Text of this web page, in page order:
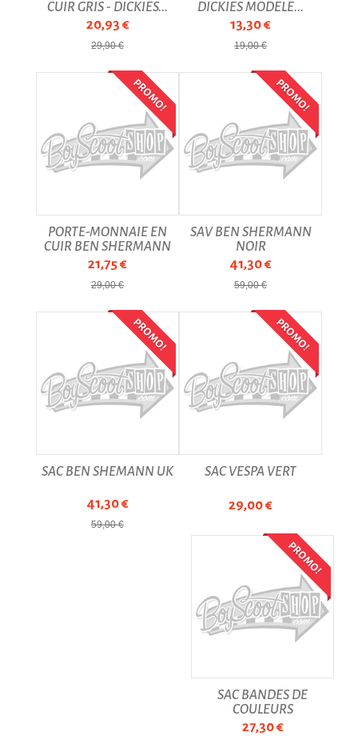
CUIR GRIS - DICKIES...
20,93 €
29,90 €
DICKIES MODÈLE...
13,30 €
19,00 €
PROMO!
PORTE-MONNAIE EN
CUIR BEN SHERMANN
21,75 €
29,00 €
PROMO!
SAV BEN SHERMANN
NOIR
41,30 €
59,00 €
PROMO!
SAC BEN SHEMANN UK
41,30 €
59,00 €
PROMO!
SAC VESPA VERT
29,00 €
PROMO!
SAC BANDES DE
COULEURS
27,30 €